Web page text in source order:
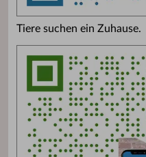
Tiere suchen ein Zuhause.